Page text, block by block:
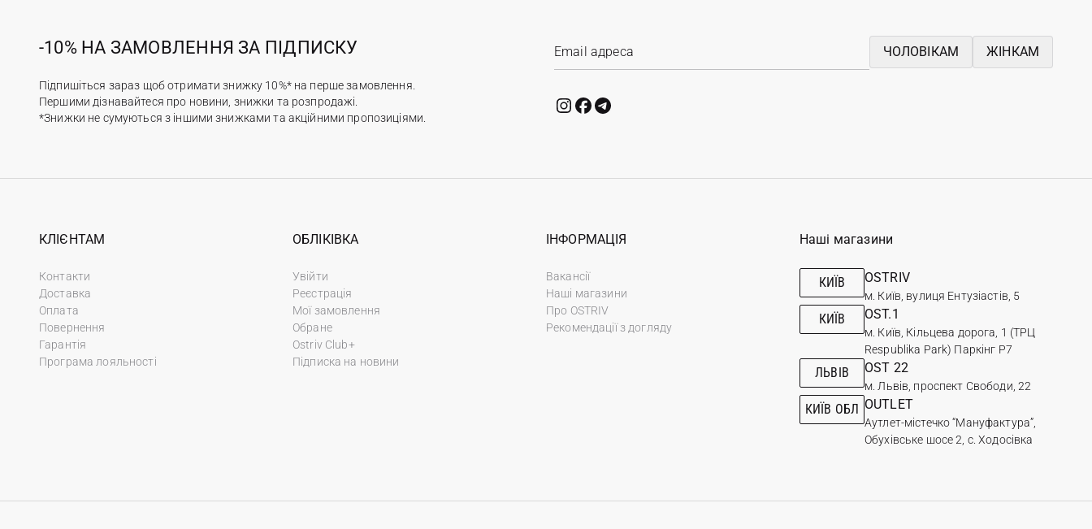
-10% НА ЗАМОВЛЕННЯ ЗА ПІДПИСКУ
Підпишіться зараз щоб отримати знижку 10%* на перше замовлення.
Першими дізнавайтеся про новини, знижки та розпродажі.
*Знижки не сумуються з іншими знижками та акційними пропозиціями.
ЧОЛОВІКАМ ЖІНКАМ
КЛІЄНТАМ
Контакти
Доставка
Оплата
Повернення
Гарантія
Програма лояльності
ОБЛІКІВКА
Увійти
Реєстрація
Мої замовлення
Обране
Ostriv Club+
Підписка на новини
ІНФОРМАЦІЯ
Вакансії
Наші магазини
Про OSTRIV
Рекомендації з догляду
Наші магазини
КИЇВ OSTRIV
м. Київ, вулиця Ентузіастів, 5
КИЇВ OST.1
м. Київ, Кільцева дорога, 1 (ТРЦ
Respublika Park) Паркінг Р7
ЛЬВІВ OST 22
м. Львів, проспект Свободи, 22
КИЇВ ОБЛ OUTLET
Аутлет-містечко “Мануфактура”,
Обухівське шосе 2, с. Ходосівка